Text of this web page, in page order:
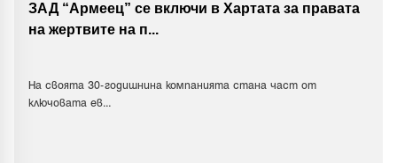
ЗАД “Армеец” се включи в Хартата за правата
на жертвите на п...
На своята 30-годишнина компанията стана част от
ключовата ев...